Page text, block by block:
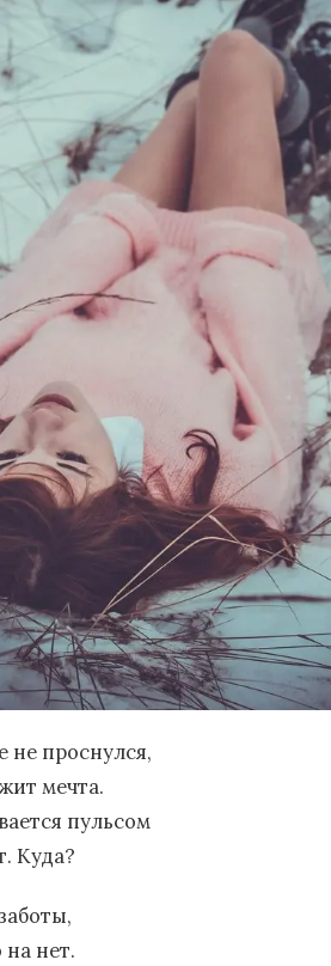
проснулся,
мечта.
пульсом
Куда?
нет.